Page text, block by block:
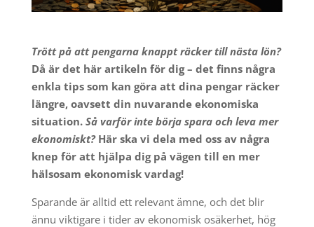
Trött på att pengarna knappt räcker till nästa lön?
Då är det här artikeln för dig – det finns några
enkla tips som kan göra att dina pengar räcker
längre, oavsett din nuvarande ekonomiska
situation. Så varför inte börja spara och leva mer
ekonomiskt? Här ska vi dela med oss av några
knep för att hjälpa dig på vägen till en mer
hälsosam ekonomisk vardag!
Sparande är alltid ett relevant ämne, och det blir
ännu viktigare i tider av ekonomisk osäkerhet, hög